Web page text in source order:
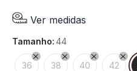
Ver medidas
tamanho:44
36 38 40 42